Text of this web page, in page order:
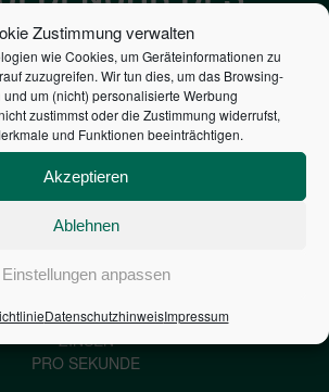
Zustimmung verwalten
wie Cookies, um Geräteinformationen zu
zuzugreifen. Wir tun dies, um das Browsing-
um (nicht) personalisierte Werbung
zustimmst oder die Zustimmung widerrufst,
und Funktionen beeinträchtigen.
Akzeptieren
Ablehnen
Einstellungen anpassen
DatenschutzhinweisImpressum
DER
7,052€
NEUVERSCHULDUNG
PRO SEKUNDE
1,601€
ZINSEN
PRO SEKUNDE